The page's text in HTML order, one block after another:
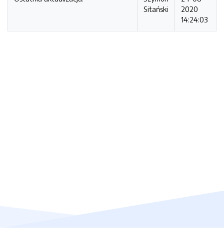
Sitański
2020
14:24:03